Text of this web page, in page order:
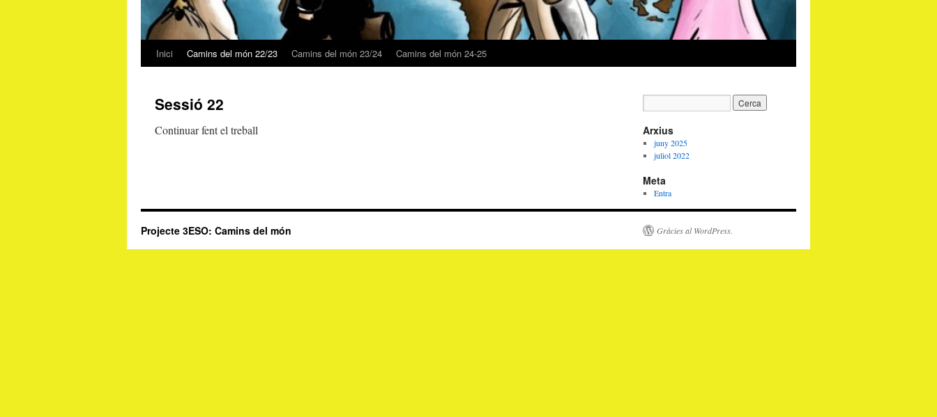
Vés
contingut
Inici Camins del món 22/23 Camins del món 23/24 Camins del món 24-25
Sessió 22
Continuar fent el treball Arxius
juny 2025
juliol 2022
Meta
Entra
Projecte 3ESO: Camins del món Gràcies al WordPress.